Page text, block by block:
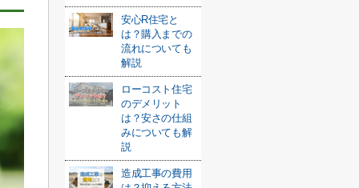
安心R住宅と
は？購入までの
流れについても
解説
ローコスト住宅
のデメリット
は？安さの仕組
みについても解
説
造成工事の費用